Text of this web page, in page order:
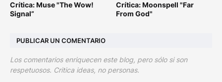
Crítica: Muse "The Wow!
Signal”
Crítica: Moonspell "Far
From God"
PUBLICAR UN COMENTARIO
Los comentarios enriquecen este blog, pero sólo si son
respetuosos. Critica ideas, no personas.